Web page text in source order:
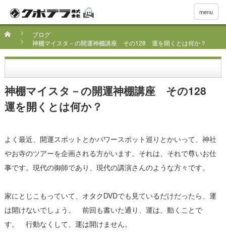
menu
ブログ
神棚マイスタ－の開運神棚講座 その128 運を開くとは何か？
神棚マイスタ－の開運神棚講座 その128
運を開くとは何か？
よく最近、開運スポットとかパワースポット巡りとかいって、神社
やお寺のツアーを企画される方がいます。それは、それで尊いお仕
事です。現代の御師であり、現代の講演さんのような方々です。
家にとじこもっていて、オタクDVDでも見ているだけだったら、運
は開けないでしょう。 前回も書いた通り、運は、動くことで
す。 行動なくして、運は開けません。